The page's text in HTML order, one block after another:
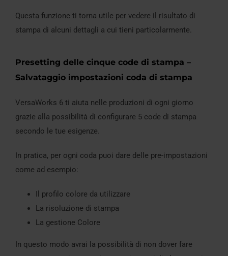
Questa funzione ti torna utile per vedere il risultato di
stampa di alcuni dettagli a cui tieni particolarmente.
Presetting delle cinque code di stampa –
Salvataggio impostazioni coda di stampa
VersaWorks 6 ti aiuta nelle produzioni di ogni giorno
grazie alla possibilità di configurare 5 code di stampa
secondo le tue esigenze.
In pratica, per ogni coda puoi dare delle pre-impostazioni
come ad esempio:
Il profilo colore da utilizzare
La risoluzione di stampa
La gestione Colore
In questo modo avrai la possibilità di non dover fare